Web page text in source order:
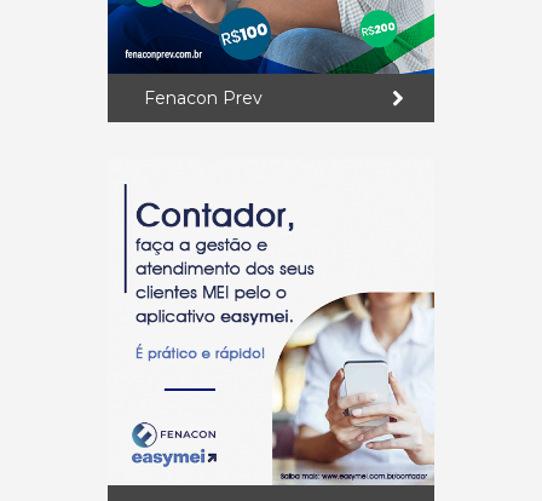
Fenacon Prev